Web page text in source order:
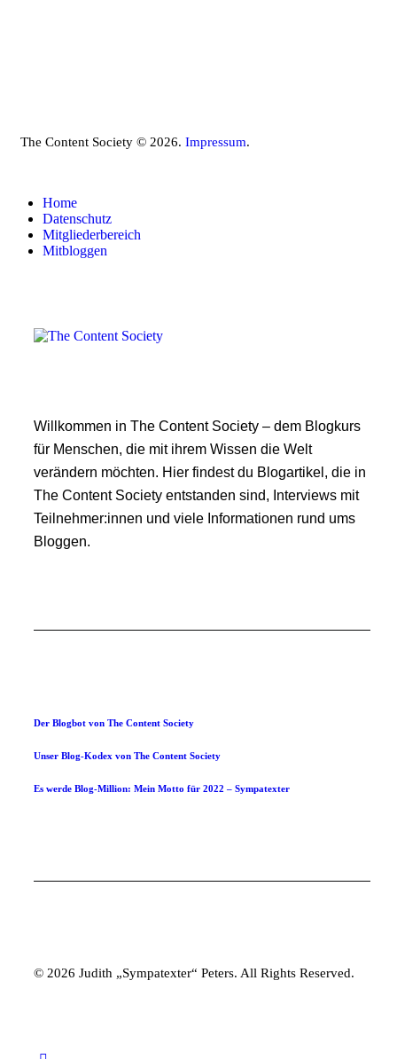
The Content Society © 2026. Impressum.
Home
Datenschutz
Mitgliederbereich
Mitbloggen
Willkommen in The Content Society – dem Blogkurs
für Menschen, die mit ihrem Wissen die Welt
verändern möchten. Hier findest du Blogartikel, die in
The Content Society entstanden sind, Interviews mit
Teilnehmer:innen und viele Informationen rund ums
Bloggen.
Der Blogbot von The Content Society
Unser Blog-Kodex von The Content Society
Es werde Blog-Million: Mein Motto für 2022 – Sympatexter
© 2026 Judith „Sympatexter“ Peters. All Rights Reserved.